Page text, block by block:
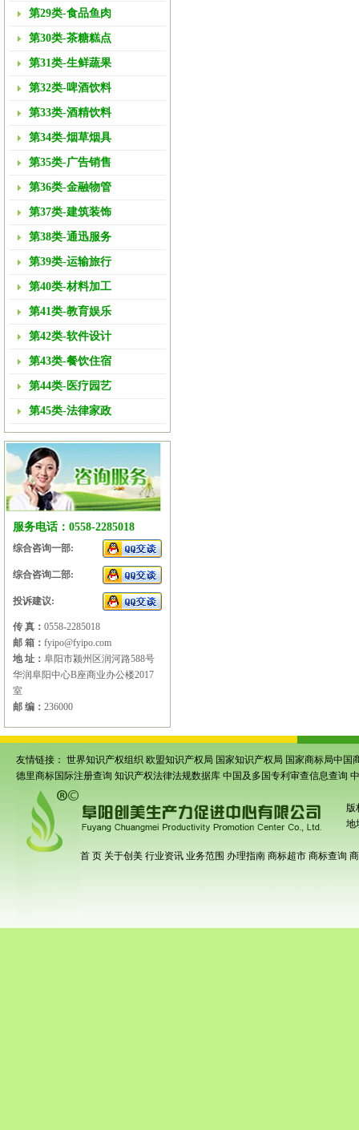
第29类-食品鱼肉
第30类-茶糖糕点
第31类-生鲜蔬果
第32类-啤酒饮料
第33类-酒精饮料
第34类-烟草烟具
第35类-广告销售
第36类-金融物管
第37类-建筑装饰
第38类-通迅服务
第39类-运输旅行
第40类-材料加工
第41类-教育娱乐
第42类-软件设计
第43类-餐饮住宿
第44类-医疗园艺
第45类-法律家政
服务电话：0558-2285018
综合咨询一部:
综合咨询二部:
投诉建议:
传 真： 0558-2285018
邮 箱： fyipo@fyipo.com
地 址： 阜阳市颍州区润河路588号
华润阜阳中心B座商业办公楼2017
室
邮 编： 236000
友情链接： 世界知识产权组织 欧盟知识产权局 国家知识产权局 国家商标局中国
德里商标国际注册查询 知识产权法律法规数据库 中国及多国专利审查信息查询
版
地
首 页 关于创美 行业资讯 业务范围 办理指南 商标超市 商标查询